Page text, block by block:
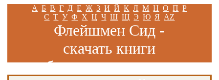
А Б В Г Д Е Ж З И Й К Л М Н О П Р
С Т У Ф Х Ц Ч Ш Щ Э Ю Я AZ
Флейшмен Сид -
скачать книги
бесплатно и читать